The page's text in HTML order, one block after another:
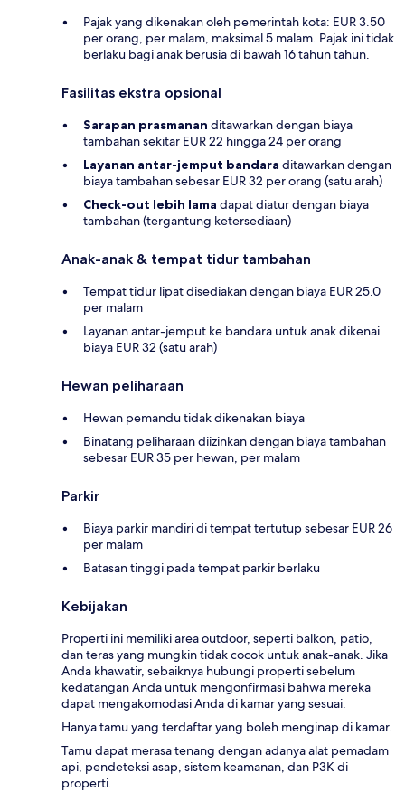
Pajak yang dikenakan oleh pemerintah kota: EUR 3.50
per orang, per malam, maksimal 5 malam. Pajak ini tidak
berlaku bagi anak berusia di bawah 16 tahun tahun.
Fasilitas ekstra opsional
Sarapan prasmanan ditawarkan dengan biaya
tambahan sekitar EUR 22 hingga 24 per orang
Layanan antar-jemput bandara ditawarkan dengan
biaya tambahan sebesar EUR 32 per orang (satu arah)
Check-out lebih lama dapat diatur dengan biaya
tambahan (tergantung ketersediaan)
Anak-anak & tempat tidur tambahan
Tempat tidur lipat disediakan dengan biaya EUR 25.0
per malam
Layanan antar-jemput ke bandara untuk anak dikenai
biaya EUR 32 (satu arah)
Hewan peliharaan
Hewan pemandu tidak dikenakan biaya
Binatang peliharaan diizinkan dengan biaya tambahan
sebesar EUR 35 per hewan, per malam
Parkir
Biaya parkir mandiri di tempat tertutup sebesar EUR 26
per malam
Batasan tinggi pada tempat parkir berlaku
Kebijakan
Properti ini memiliki area outdoor, seperti balkon, patio,
dan teras yang mungkin tidak cocok untuk anak-anak. Jika
Anda khawatir, sebaiknya hubungi properti sebelum
kedatangan Anda untuk mengonfirmasi bahwa mereka
dapat mengakomodasi Anda di kamar yang sesuai.
Hanya tamu yang terdaftar yang boleh menginap di kamar.
Tamu dapat merasa tenang dengan adanya alat pemadam
api, pendeteksi asap, sistem keamanan, dan P3K di
properti.